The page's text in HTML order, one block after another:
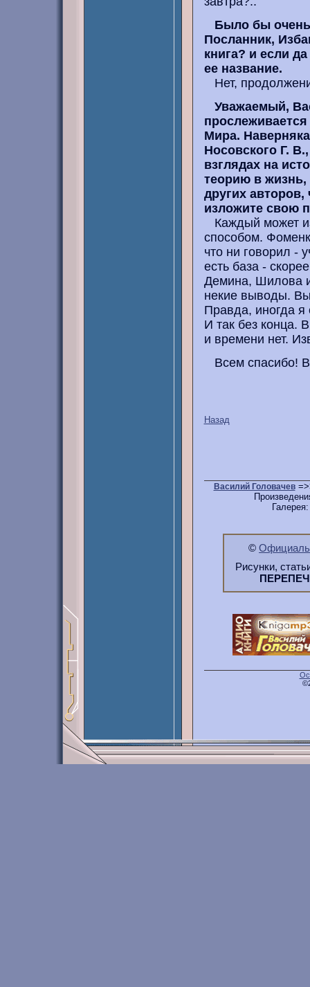
Было бы очень
Посланник,
книга? и если
ее название.
Нет,
Уважаемый,
Мира.
Носовского Г.
взглядах на
теорию в жизнь,
других
изложите свою
Каждый может
способом.
что ни говорил -
есть база -
Демина, Шилова
некие выводы.
Правда, иногда
И так без конца.
и времени нет.
Всем спасибо!
Назад
Василий Головачев
©
Рисунки,